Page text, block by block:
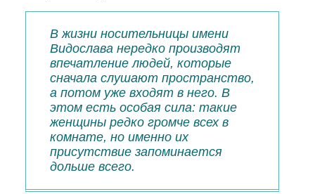
В жизни носительницы имени
Видослава нередко производят
впечатление людей, которые
сначала слушают пространство,
а потом уже входят в него. В
этом есть особая сила: такие
женщины редко громче всех в
комнате, но именно их
присутствие запоминается
дольше всего.